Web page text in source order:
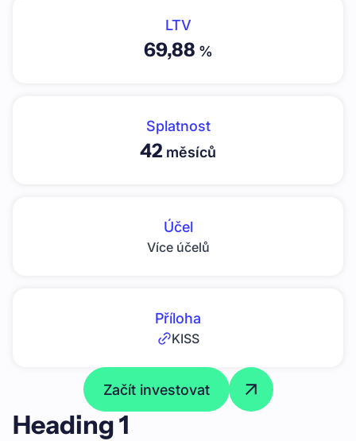
LTV
69,88 %
Splatnost
42 měsíců
Účel
Více účelů
Příloha
KISS
Začít investovat
Heading 1